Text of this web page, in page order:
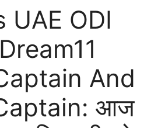
UAE ODI
And
आज